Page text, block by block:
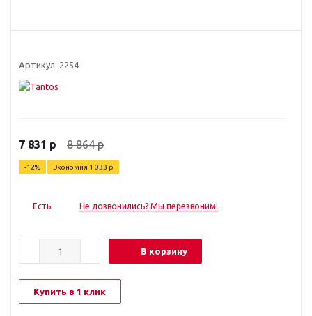
Артикул: 2254
7 831 р 8 864р
-12% Экономия 1 033 р
Есть Не дозвонились? Мы перезвоним!
В корзину
Купить в 1 клик